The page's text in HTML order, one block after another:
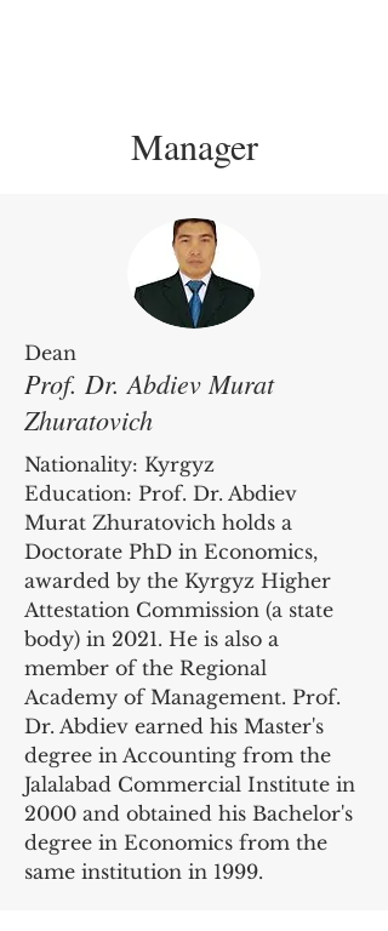
Manager
Dean
Prof. Dr. Abdiev Murat
Zhuratovich
Nationality: Kyrgyz
Education: Prof. Dr. Abdiev
Murat Zhuratovich holds a
Doctorate PhD in Economics,
awarded by the Kyrgyz Higher
Attestation Commission (a state
body) in 2021. He is also a
member of the Regional
Academy of Management. Prof.
Dr. Abdiev earned his Master's
degree in Accounting from the
Jalalabad Commercial Institute in
2000 and obtained his Bachelor's
degree in Economics from the
same institution in 1999.